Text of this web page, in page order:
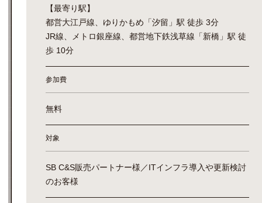
【最寄り駅】
都営大江戸線、ゆりかもめ「汐留」駅 徒歩 3分
JR線、メトロ銀座線、都営地下鉄浅草線「新橋」駅 徒
歩 10分
参加費
無料
対象
SB C&S販売パートナー様／ITインフラ導入や更新検討
のお客様